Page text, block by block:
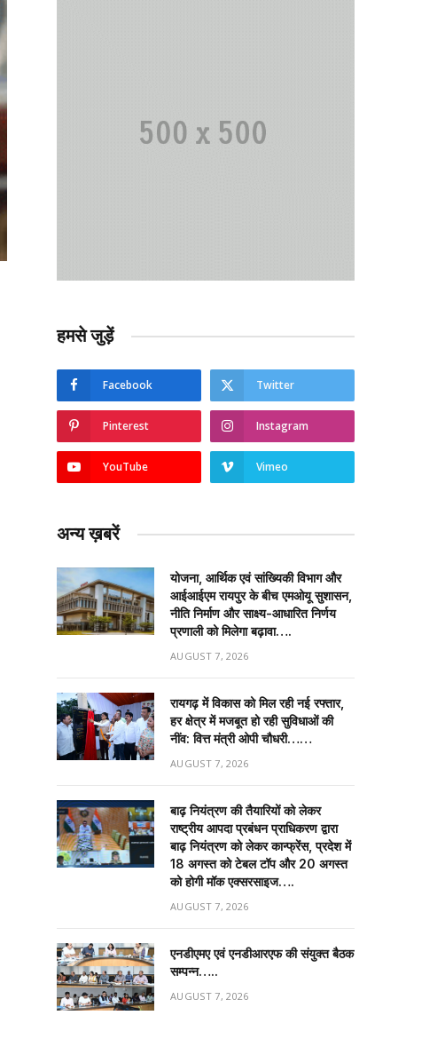
हमसे जुड़ें
Facebook Twitter
Pinterest Instagram
YouTube Vimeo
अन्य ख़बरें
योजना, आर्थिक एवं सांख्यिकी विभाग और
आईआईएम रायपुर के बीच एमओयू सुशासन,
नीति निर्माण और साक्ष्य-आधारित निर्णय
प्रणाली को मिलेगा बढ़ावा….
AUGUST 7, 2026
रायगढ़ में विकास को मिल रही नई रफ्तार,
हर क्षेत्र में मजबूत हो रही सुविधाओं की
नींव: वित्त मंत्री ओपी चौधरी……
AUGUST 7, 2026
बाढ़ नियंत्रण की तैयारियों को लेकर
राष्ट्रीय आपदा प्रबंधन प्राधिकरण द्वारा
बाढ़ नियंत्रण को लेकर कान्फ्रेंस, प्रदेश में
18 अगस्त को टेबल टॉप और 20 अगस्त
को होगी मॉक एक्सरसाइज….
AUGUST 7, 2026
एनडीएमए एवं एनडीआरएफ की संयुक्त बैठक
सम्पन्न…..
AUGUST 7, 2026